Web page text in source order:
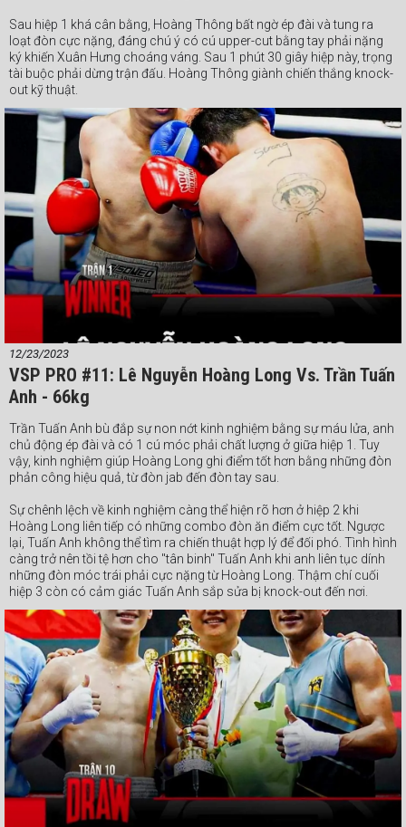
Sau hiệp 1 khá cân bằng, Hoàng Thông bất ngờ ép đài và tung ra
loạt đòn cực nặng, đáng chú ý có cú upper-cut bằng tay phải nặng
ký khiến Xuân Hưng choáng váng. Sau 1 phút 30 giây hiệp này, trọng
tài buộc phải dừng trận đấu. Hoàng Thông giành chiến thắng knock-
out kỹ thuật.
#Webthethao #VSPBoxing #boxing #quyenanh
12/23/2023
VSP PRO #11: Lê Nguyễn Hoàng Long Vs. Trần Tuấn
Anh - 66kg
Trần Tuấn Anh bù đắp sự non nớt kinh nghiệm bằng sự máu lửa, anh
chủ động ép đài và có 1 cú móc phải chất lượng ở giữa hiệp 1. Tuy
vậy, kinh nghiệm giúp Hoàng Long ghi điểm tốt hơn bằng những đòn
phản công hiệu quả, từ đòn jab đến đòn tay sau.
Sự chênh lệch về kinh nghiệm càng thể hiện rõ hơn ở hiệp 2 khi
Hoàng Long liên tiếp có những combo đòn ăn điểm cực tốt. Ngược
lại, Tuấn Anh không thể tìm ra chiến thuật hợp lý để đối phó. Tình hình
càng trở nên tồi tệ hơn cho "tân binh" Tuấn Anh khi anh liên tục dính
những đòn móc trái phải cực nặng từ Hoàng Long. Thậm chí cuối
hiệp 3 còn có cảm giác Tuấn Anh sắp sửa bị knock-out đến nơi.
Bước vào hiệp cuối, khi thể lực suy giảm Tuấn Anh gần như chịu trận.
Anh liên tục dính đòn và chỉ có may mắn cùng ý chí mới giúp tay
đấm này không "đo sàn" trước những combo đòn chất lượng của
Hoàng Long. Chiến thắng bằng tính điểm đồng thuận tuyệt đối cho
Hoàng Long không cần bàn cãi.
#Webthethao #VSPBoxing #boxing #quyenanh